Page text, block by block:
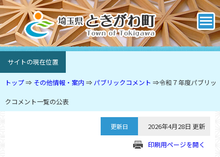
サイトの現在位置
トップ⇒ その他情報・案内 ⇒パブリックコメント ⇒令和７年度パブリッ
クコメント一覧の公表
更新日
2026年4月28日 更新
印刷用ページを開く